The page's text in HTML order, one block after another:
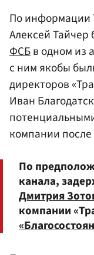
По информации
Алексей
ФСБв одном из
с ним якобы
директоров
Иван
компании после
По
канала,
Дмитрия
компании